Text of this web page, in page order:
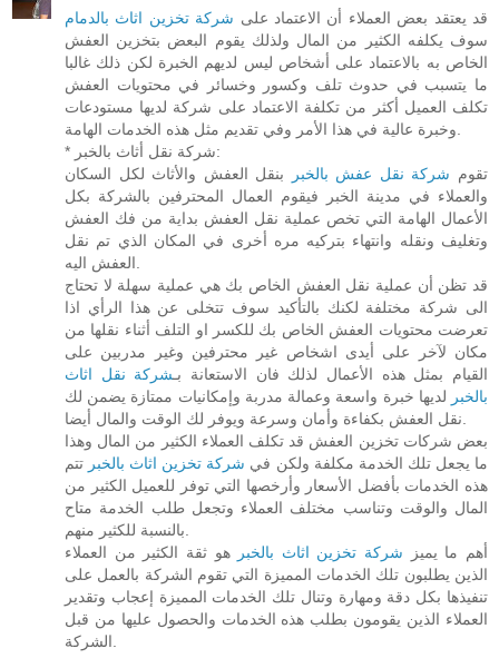
قد يعتقد بعض العملاء أن الاعتماد على شركة تخزين اثاث بالدمام
سوف يكلفه الكثير من المال ولذلك يقوم البعض بتخزين العفش
الخاص به بالاعتماد على أشخاص ليس لديهم الخبرة لكن ذلك غالبا
ما يتسبب في حدوث تلف وكسور وخسائر في محتويات العفش
تكلف العميل أكثر من تكلفة الاعتماد على شركة لديها مستودعات
* شركة نقل أثاث بالخبر:
تقوم شركة نقل عفش بالخبر
بنقل العفش والأثاث لكل السكان
والعملاء في مدينة الخبر فيقوم العمال المحترفين بالشركة بكل
الأعمال الهامة التي تخص عملية نقل العفش بداية من فك العفش
وتغليف ونقله وانتهاء بتركيه مره أخرى في المكان الذي تم نقل
قد تظن أن عملية نقل العفش الخاص بك هي عملية سهلة لا تحتاج
الى شركة مختلفة لكنك بالتأكيد سوف تتخلى عن هذا الرأي اذا
تعرضت محتويات العفش الخاص بك للكسر او التلف أثناء نقلها من
مكان لآخر على أيدى اشخاص غير محترفين وغير مدربين على
القيام بمثل هذه الأعمال لذلك فان الاستعانة بـشركة نقل اثاث
بالخبر لديها خبرة واسعة وعمالة مدربة وإمكانيات ممتازة يضمن لك
بعض شركات تخزين العفش قد تكلف العملاء الكثير من المال وهذا
ما يجعل تلك الخدمة مكلفة ولكن في شركة تخزين اثاث بالخبر تتم
هذه الخدمات بأفضل الأسعار وأرخصها التي توفر للعميل الكثير من
المال والوقت وتناسب مختلف العملاء وتجعل طلب الخدمة متاح
أهم ما يميز شركة تخزين اثاث بالخبر
هو ثقة الكثير من العملاء
الذين يطلبون تلك الخدمات المميزة التي تقوم الشركة بالعمل على
تنفيذها بكل دقة ومهارة وتنال تلك الخدمات المميزة إعجاب وتقدير
العملاء الذين يقومون بطلب هذه الخدمات والحصول عليها من قبل